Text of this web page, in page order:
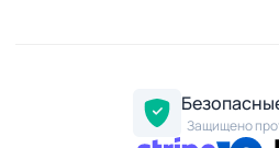
Защищено